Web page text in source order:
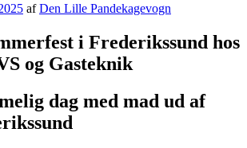
afDen Lille Pandekagevogn
i Frederikssund hos
og Gasteknik
dag med mad ud af